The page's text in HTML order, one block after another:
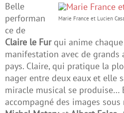
Marie France et Lucien
Belle
performan
ce de
Claire le Furqui anime
manifestation avec de grands
pays. Claire, qui pratique la
nager entre deux eaux et
miracle musical se produise…
accompagné des images